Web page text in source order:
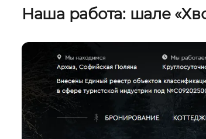
Наша работа: шале